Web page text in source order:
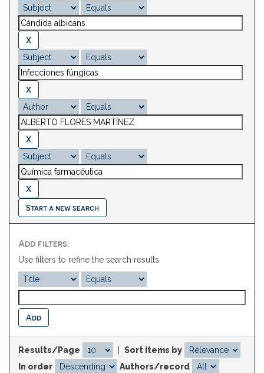
Start a new search
Add filters:
Use filters to refine the search results.
Results/Page
Sort items by
In order
Authors/record